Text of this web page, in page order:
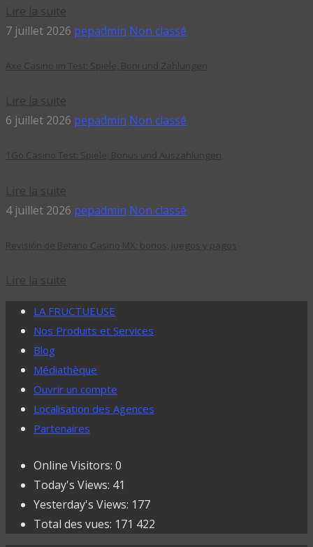
7 juillet 2026 pepadmin Non classé
6 juillet 2026 pepadmin Non classé
4 juillet 2026 pepadmin Non classé
LA FRUCTUEUSE
Nos Produits et Services
Blog
Médiathèque
Ouvrir un compte
Localisation des Agences
Partenaires
Online Visitors: 0
Today's Views: 41
Yesterday's Views: 177
Total des vues: 171 422